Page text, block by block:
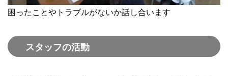
困ったことやトラブルがないか話し合います
スタッフの活動